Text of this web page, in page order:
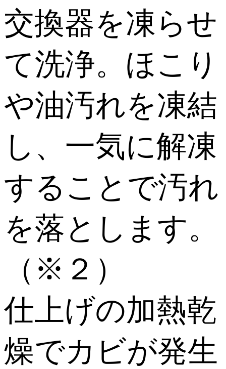
交換器を凍らせ
て洗浄。ほこり
や油汚れを凍結
し、一気に解凍
することで汚れ
を落とします。
（※２）
仕上げの加熱乾
燥でカビが発生